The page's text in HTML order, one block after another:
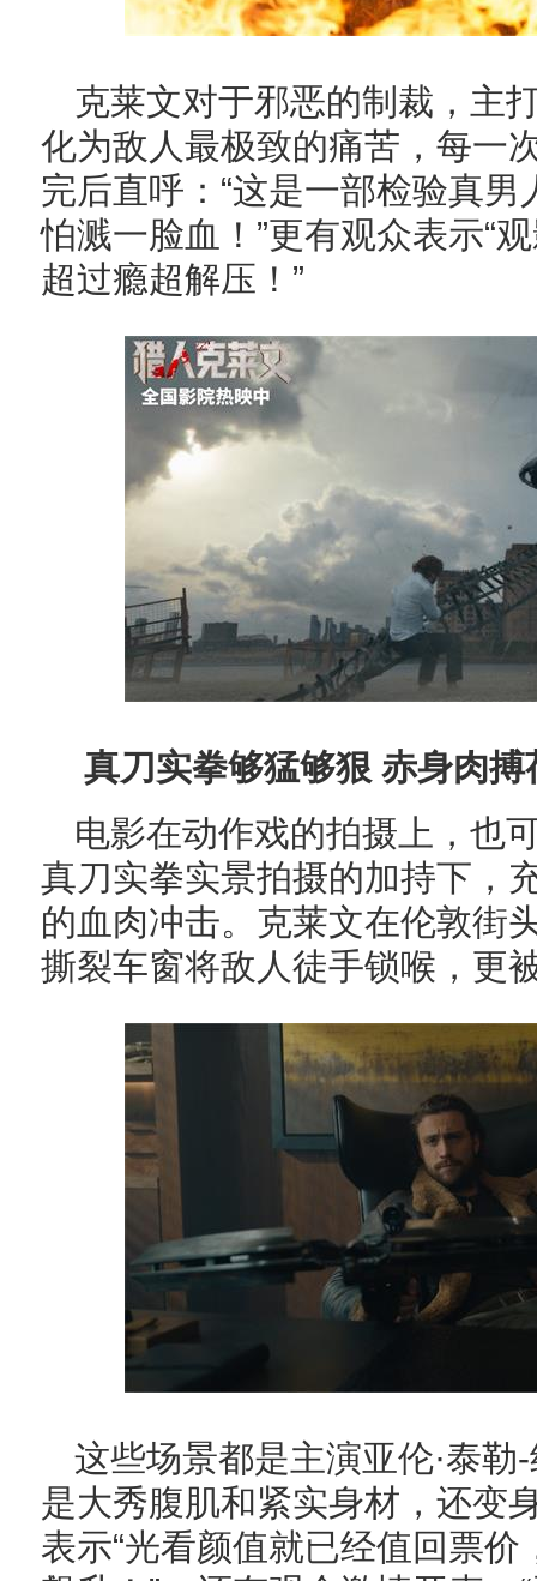
克莱文对于邪恶的制裁，主
化为敌人最极致的痛苦，每一
完后直呼：“这是一部检验真
怕溅一脸血！”更有观众表示“
超过瘾超解压！”
真刀实拳够猛够狠 赤身肉搏
电影在动作戏的拍摄上，也
真刀实拳实景拍摄的加持下，
的血肉冲击。克莱文在伦敦街
撕裂车窗将敌人徒手锁喉，更
这些场景都是主演亚伦·泰
是大秀腹肌和紧实身材，还变
表示“光看颜值就已经值回票